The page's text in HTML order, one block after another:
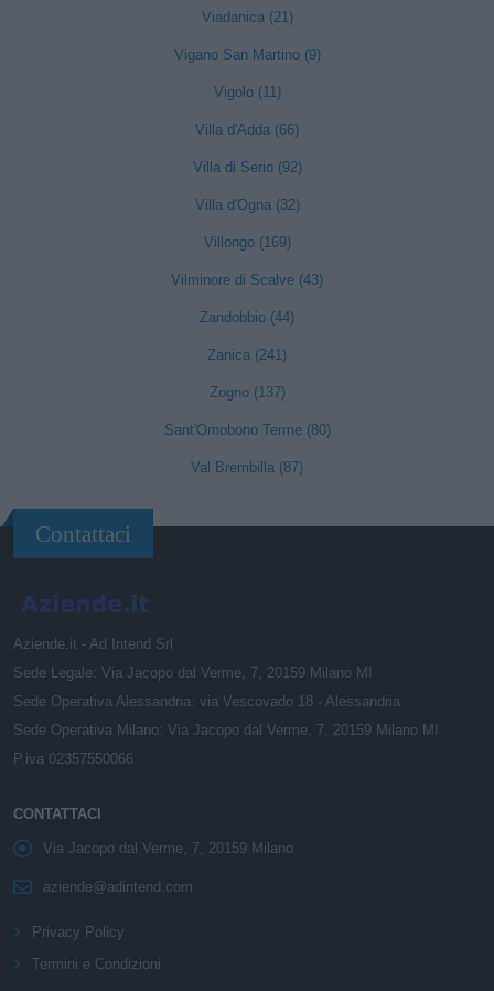
Viadanica (21)
Vigano San Martino (9)
Vigolo (11)
Villa d'Adda (66)
Villa di Serio (92)
Villa d'Ogna (32)
Villongo (169)
Vilminore di Scalve (43)
Zandobbio (44)
Zanica (241)
Zogno (137)
Sant'Omobono Terme (80)
Val Brembilla (87)
Contattaci
Aziende.it - Ad Intend Srl
Sede Legale: Via Jacopo dal Verme, 7, 20159 Milano MI
Sede Operativa Alessandria: via Vescovado 18 - Alessandria
Sede Operativa Milano: Via Jacopo dal Verme, 7, 20159 Milano MI
P.iva 02357550066
CONTATTACI
Via Jacopo dal Verme, 7, 20159 Milano
aziende@adintend.com
Privacy Policy
Termini e Condizioni